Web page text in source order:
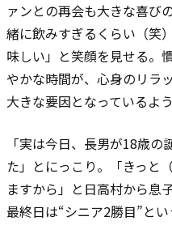
ァンとの再会も大きな喜び
緒に飲みすぎるくらい（笑
味しい」と笑顔を見せる。
やかな時間が、心身のリラ
大きな要因となっているよう
「実は今日、長男が18歳
た」とにっこり。「きっと
ますから」と日高村から息
最終日は“シニア2勝目”と